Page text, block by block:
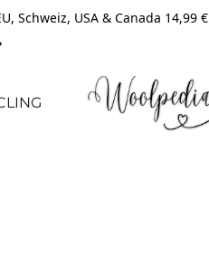
Schweiz, USA & Canada 14,99 €